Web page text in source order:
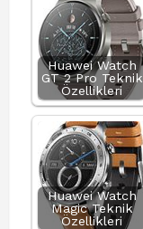
Huawei Watch
GT 2 Pro Teknik
Özellikleri
Huawei Watch
Magic Teknik
Özellikleri